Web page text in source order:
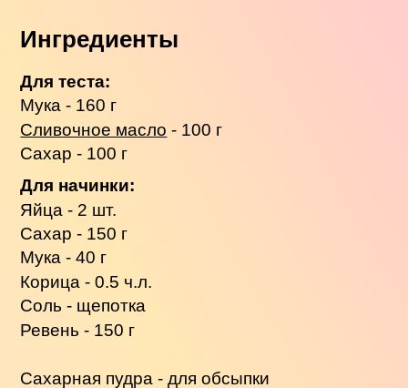
Ингредиенты
Для теста:
Мука - 160 г
Сливочное масло - 100 г
Сахар - 100 г
Для начинки:
Яйца - 2 шт.
Сахар - 150 г
Мука - 40 г
Корица - 0.5 ч.л.
Соль - щепотка
Ревень - 150 г
Сахарная пудра - для обсыпки